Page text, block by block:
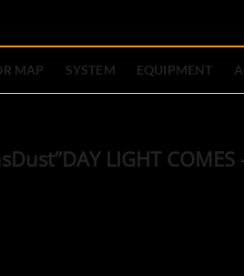
MAP SYSTEM EQUIPMENT
LIGHT COMES